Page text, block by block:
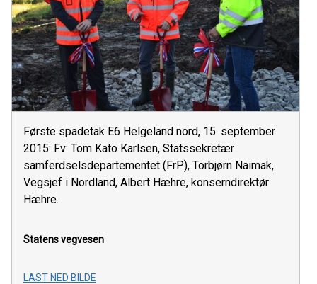
Første spadetak E6 Helgeland nord, 15. september
2015: Fv: Tom Kato Karlsen, Statssekretær
samferdselsdepartementet (FrP), Torbjørn Naimak,
Vegsjef i Nordland, Albert Hæhre, konserndirektør
Hæhre.
Statens vegvesen
LAST NED BILDE